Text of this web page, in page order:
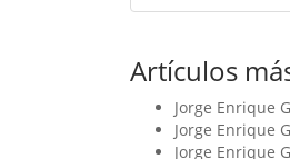
Artículos
Jorge Enrique
Jorge Enrique
Jorge Enrique